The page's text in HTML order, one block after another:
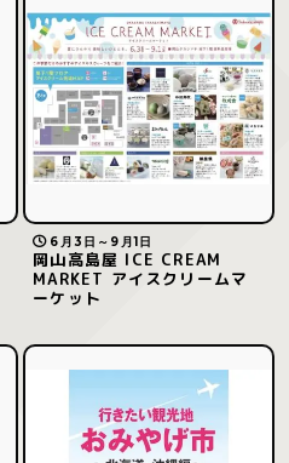
6月3日～9月1日
岡山高島屋 ICE CREAM
MARKET アイスクリームマ
ーケット